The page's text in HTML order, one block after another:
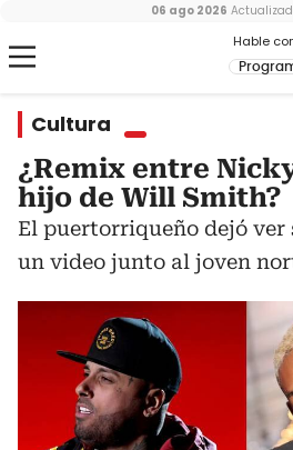
Hable
06 ago 2026
Cultura
¿Remix entre
hijo de Will Smith?
El puertorriqueño dejó ver
un video junto al joven